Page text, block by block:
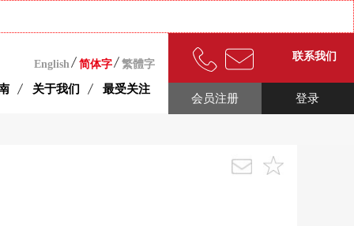
English 简体字 繁體字
关于我们 最受关注
联系我们
登录
会员注册